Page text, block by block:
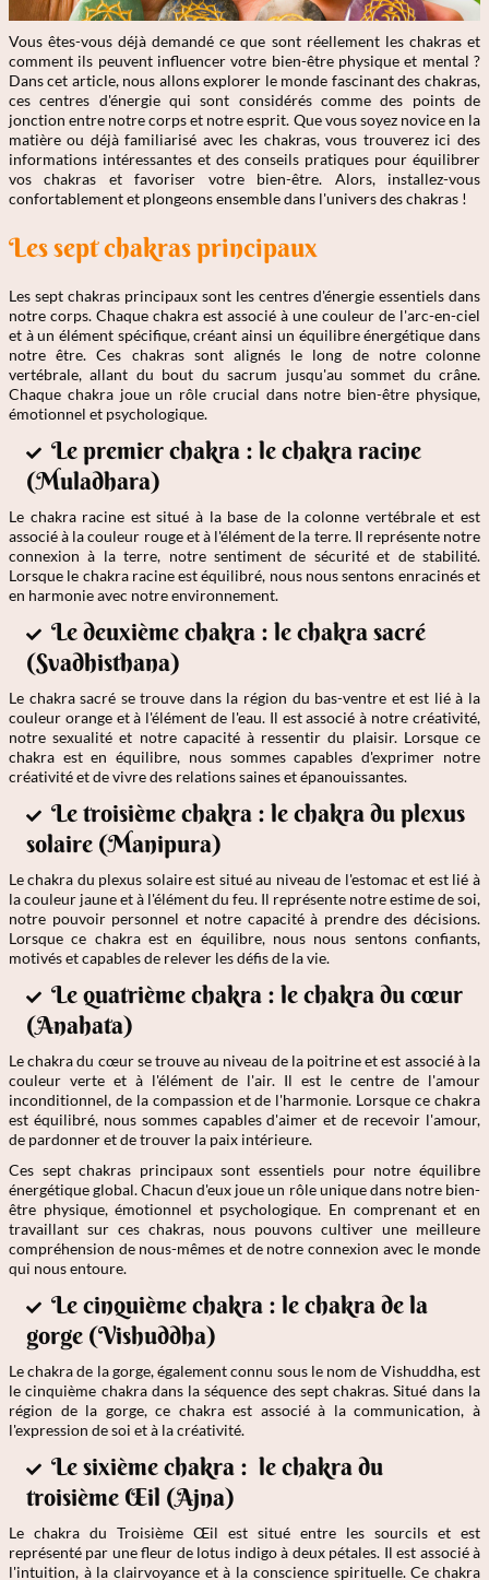
Vous êtes-vous déjà demandé ce que sont réellement les chakras et
comment ils peuvent influencer votre bien-être physique et mental ?
Dans cet article, nous allons explorer le monde fascinant des chakras,
ces centres d'énergie qui sont considérés comme des points de
jonction entre notre corps et notre esprit. Que vous soyez novice en la
matière ou déjà familiarisé avec les chakras, vous trouverez ici des
informations intéressantes et des conseils pratiques pour équilibrer
vos chakras et favoriser votre bien-être. Alors, installez-vous
confortablement et plongeons ensemble dans l'univers des chakras !
Les sept chakras principaux
Les sept chakras principaux sont les centres d'énergie essentiels dans
notre corps. Chaque chakra est associé à une couleur de l'arc-en-ciel
et à un élément spécifique, créant ainsi un équilibre énergétique dans
notre être. Ces chakras sont alignés le long de notre colonne
vertébrale, allant du bout du sacrum jusqu'au sommet du crâne.
Chaque chakra joue un rôle crucial dans notre bien-être physique,
émotionnel et psychologique.
Le premier chakra : le chakra racine
(Muladhara)
Le chakra racine est situé à la base de la colonne vertébrale et est
associé à la couleur rouge et à l'élément de la terre. Il représente notre
connexion à la terre, notre sentiment de sécurité et de stabilité.
Lorsque le chakra racine est équilibré, nous nous sentons enracinés et
en harmonie avec notre environnement.
Le deuxième chakra : le chakra sacré
(Svadhisthana)
Le chakra sacré se trouve dans la région du bas-ventre et est lié à la
couleur orange et à l'élément de l'eau. Il est associé à notre créativité,
notre sexualité et notre capacité à ressentir du plaisir. Lorsque ce
chakra est en équilibre, nous sommes capables d'exprimer notre
créativité et de vivre des relations saines et épanouissantes.
Le troisième chakra : le chakra du plexus
solaire (Manipura)
Le chakra du plexus solaire est situé au niveau de l'estomac et est lié à
la couleur jaune et à l'élément du feu. Il représente notre estime de soi,
notre pouvoir personnel et notre capacité à prendre des décisions.
Lorsque ce chakra est en équilibre, nous nous sentons confiants,
motivés et capables de relever les défis de la vie.
Le quatrième chakra : le chakra du cœur
(Anahata)
Le chakra du cœur se trouve au niveau de la poitrine et est associé à la
couleur verte et à l'élément de l'air. Il est le centre de l'amour
inconditionnel, de la compassion et de l'harmonie. Lorsque ce chakra
est équilibré, nous sommes capables d'aimer et de recevoir l'amour,
de pardonner et de trouver la paix intérieure.
Ces sept chakras principaux sont essentiels pour notre équilibre
énergétique global. Chacun d'eux joue un rôle unique dans notre bien-
être physique, émotionnel et psychologique. En comprenant et en
travaillant sur ces chakras, nous pouvons cultiver une meilleure
compréhension de nous-mêmes et de notre connexion avec le monde
qui nous entoure.
Le cinquième chakra : le chakra de la
gorge (Vishuddha)
Le chakra de la gorge, également connu sous le nom de Vishuddha, est
le cinquième chakra dans la séquence des sept chakras. Situé dans la
région de la gorge, ce chakra est associé à la communication, à
l'expression de soi et à la créativité.
Le sixième chakra : le chakra du
troisième Œil (Ajna)
Le chakra du Troisième Œil est situé entre les sourcils et est
représenté par une fleur de lotus indigo à deux pétales. Il est associé à
l'intuition, à la clairvoyance et à la conscience spirituelle. Ce chakra